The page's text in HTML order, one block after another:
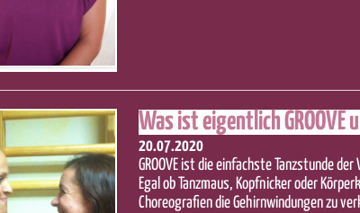
Was ist eigentlich
20.07.2020
GROOVE ist die einfachste Tanzstunde der
Egal ob Tanzmaus, Kopfnicker oder
Choreografien die Gehirnwindungen zu